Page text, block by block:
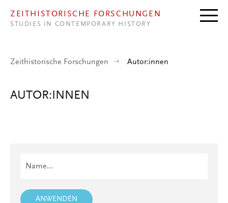
ZEITHISTORISCHE FORSCHUNGEN
STUDIES IN CONTEMPORARY HISTORY
Zeithistorische Forschungen Autor:innen
AUTOR:INNEN